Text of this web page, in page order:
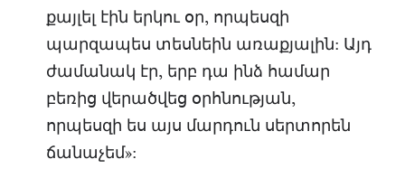
քայլել էին երկու օր, որպեսզի
պարզապես տեսնեին առաքյալին: Այդ
ժամանակ էր, երբ դա ինձ համար
բեռից վերածվեց օրհնության,
որպեսզի ես այս մարդուն սերտորեն
ճանաչեմ»: